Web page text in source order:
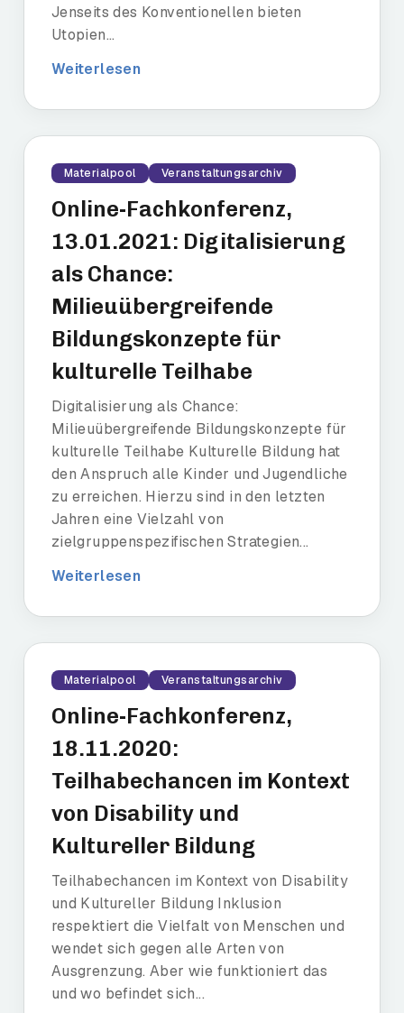
Jenseits des Konventionellen bieten
Utopien...
Weiterlesen
Materialpool Veranstaltungsarchiv
Online-Fachkonferenz,
13.01.2021: Digitalisierung
als Chance:
Milieuübergreifende
Bildungskonzepte für
kulturelle Teilhabe
Digitalisierung als Chance:
Milieuübergreifende Bildungskonzepte für
kulturelle Teilhabe Kulturelle Bildung hat
den Anspruch alle Kinder und Jugendliche
zu erreichen. Hierzu sind in den letzten
Jahren eine Vielzahl von
zielgruppenspezifischen Strategien...
Weiterlesen
Materialpool Veranstaltungsarchiv
Online-Fachkonferenz,
18.11.2020:
Teilhabechancen im Kontext
von Disability und
Kultureller Bildung
Teilhabechancen im Kontext von Disability
und Kultureller Bildung Inklusion
respektiert die Vielfalt von Menschen und
wendet sich gegen alle Arten von
Ausgrenzung. Aber wie funktioniert das
und wo befindet sich...